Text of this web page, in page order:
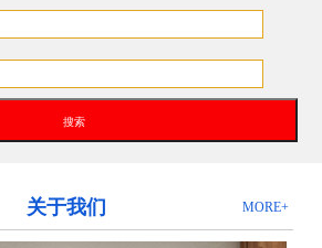
MORE+
关于我们